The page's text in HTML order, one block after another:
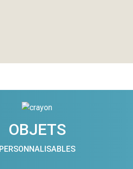
OBJETS
PERSONNALISABLES